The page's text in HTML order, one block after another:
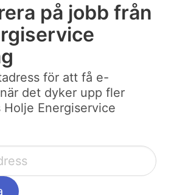
på jobb från
för att få e-
det dyker upp fler
Energiservice